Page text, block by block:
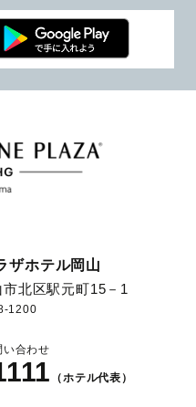
ザホテル岡山
北区駅元町15－1
1200
い合わせ
（ホテル代表）